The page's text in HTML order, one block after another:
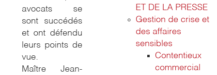
avocats se
sont succédés
et ont défendu
leurs points de
vue.
Maître Jean-
ET DE LA PRESSE
Gestion de crise et
des affaires
sensibles
Contentieux
commercial